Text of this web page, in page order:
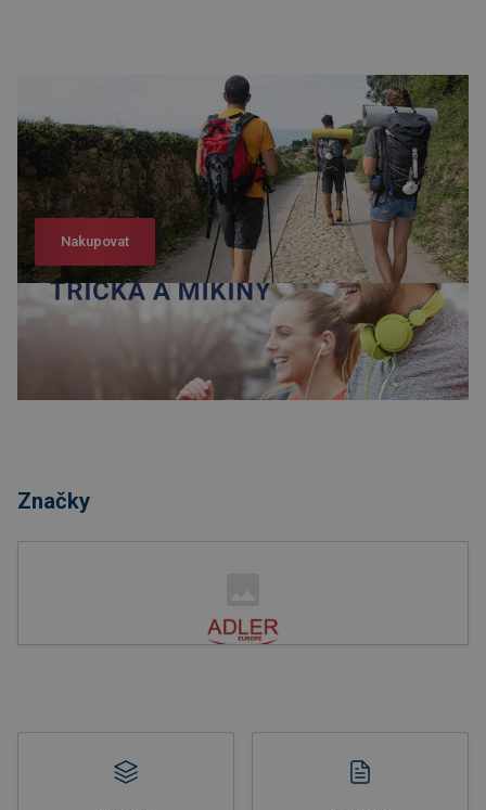
Nakupovat
Značky